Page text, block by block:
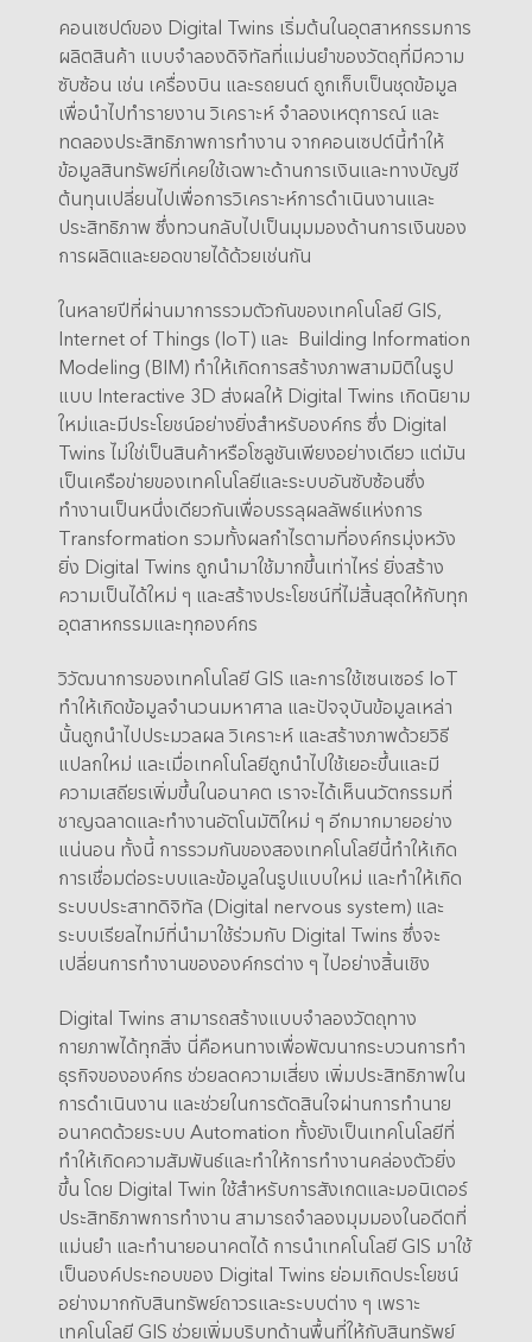
คอนเซปต์ของ Digital Twins เริ่มต้นในอุตสาหกรรมการ
ผลิตสินค้า แบบจำลองดิจิทัลที่แม่นยำของวัตถุที่มีความ
ซับซ้อน เช่น เครื่องบิน และรถยนต์ ถูกเก็บเป็นชุดข้อมูล
เพื่อนำไปทำรายงาน วิเคราะห์ จำลองเหตุการณ์ และ
ทดลองประสิทธิภาพการทำงาน จากคอนเซปต์นี้ทำให้
ข้อมูลสินทรัพย์ที่เคยใช้เฉพาะด้านการเงินและทางบัญชี
ต้นทุนเปลี่ยนไปเพื่อการวิเคราะห์การดำเนินงานและ
ประสิทธิภาพ ซึ่งทวนกลับไปเป็นมุมมองด้านการเงินของ
การผลิตและยอดขายได้ด้วยเช่นกัน
ในหลายปีที่ผ่านมาการรวมตัวกันของเทคโนโลยี GIS,
Internet of Things (IoT) และ Building Information
Modeling (BIM) ทำให้เกิดการสร้างภาพสามมิติในรูป
แบบ Interactive 3D ส่งผลให้ Digital Twins เกิดนิยาม
ใหม่และมีประโยชน์อย่างยิ่งสำหรับองค์กร ซึ่ง Digital
Twins ไม่ใช่เป็นสินค้าหรือโซลูชันเพียงอย่างเดียว แต่มัน
เป็นเครือข่ายของเทคโนโลยีและระบบอันซับซ้อนซึ่ง
ทำงานเป็นหนึ่งเดียวกันเพื่อบรรลุผลลัพธ์แห่งการ
Transformation รวมทั้งผลกำไรตามที่องค์กรมุ่งหวัง
ยิ่ง Digital Twins ถูกนำมาใช้มากขึ้นเท่าไหร่ ยิ่งสร้าง
ความเป็นได้ใหม่ ๆ และสร้างประโยชน์ที่ไม่สิ้นสุดให้กับทุก
อุตสาหกรรมและทุกองค์กร
วิวัฒนาการของเทคโนโลยี GIS และการใช้เซนเซอร์ IoT
ทำให้เกิดข้อมูลจำนวนมหาศาล และปัจจุบันข้อมูลเหล่า
นั้นถูกนำไปประมวลผล วิเคราะห์ และสร้างภาพด้วยวิธี
แปลกใหม่ และเมื่อเทคโนโลยีถูกนำไปใช้เยอะขึ้นและมี
ความเสถียรเพิ่มขึ้นในอนาคต เราจะได้เห็นนวัตกรรมที่
ชาญฉลาดและทำงานอัตโนมัติใหม่ ๆ อีกมากมายอย่าง
แน่นอน ทั้งนี้ การรวมกันของสองเทคโนโลยีนี้ทำให้เกิด
การเชื่อมต่อระบบและข้อมูลในรูปแบบใหม่ และทำให้เกิด
ระบบประสาทดิจิทัล (Digital nervous system) และ
ระบบเรียลไทม์ที่นำมาใช้ร่วมกับ Digital Twins ซึ่งจะ
เปลี่ยนการทำงานขององค์กรต่าง ๆ ไปอย่างสิ้นเชิง
Digital Twins สามารถสร้างแบบจำลองวัตถุทาง
กายภาพได้ทุกสิ่ง นี่คือหนทางเพื่อพัฒนากระบวนการทำ
ธุรกิจขององค์กร ช่วยลดความเสี่ยง เพิ่มประสิทธิภาพใน
การดำเนินงาน และช่วยในการตัดสินใจผ่านการทำนาย
อนาคตด้วยระบบ Automation ทั้งยังเป็นเทคโนโลยีที่
ทำให้เกิดความสัมพันธ์และทำให้การทำงานคล่องตัวยิ่ง
ขึ้น โดย Digital Twin ใช้สำหรับการสังเกตและมอนิเตอร์
ประสิทธิภาพการทำงาน สามารถจำลองมุมมองในอดีตที่
แม่นยำ และทำนายอนาคตได้ การนำเทคโนโลยี GIS มาใช้
เป็นองค์ประกอบของ Digital Twins ย่อมเกิดประโยชน์
อย่างมากกับสินทรัพย์ถาวรและระบบต่าง ๆ เพราะ
เทคโนโลยี GIS ช่วยเพิ่มบริบทด้านพื้นที่ให้กับสินทรัพย์